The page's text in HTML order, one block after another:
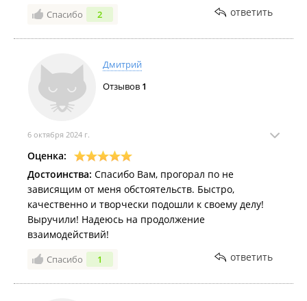
Спасибо 2 ответить
Дмитрий
Отзывов 1
6 октября 2024 г.
Оценка:
Достоинства: Спасибо Вам, прогорал по не
зависящим от меня обстоятельств. Быстро,
качественно и творчески подошли к своему делу!
Выручили! Надеюсь на продолжение
взаимодействий!
Спасибо 1 ответить